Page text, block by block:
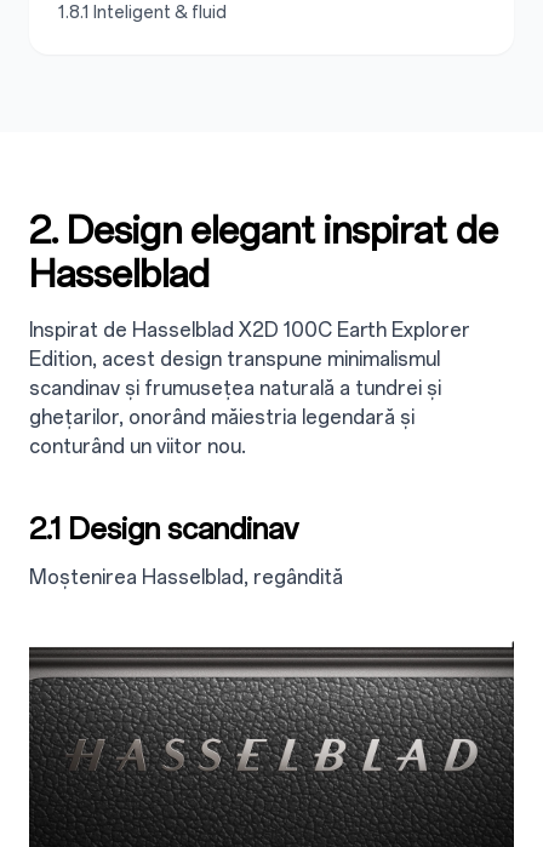
1.8.1 Inteligent & fluid
2. Design elegant inspirat de
Hasselblad
Inspirat de Hasselblad X2D 100C Earth Explorer
Edition, acest design transpune minimalismul
scandinav și frumusețea naturală a tundrei și
ghețarilor, onorând măiestria legendară și
conturând un viitor nou.
2.1 Design scandinav
Moștenirea Hasselblad, regândită